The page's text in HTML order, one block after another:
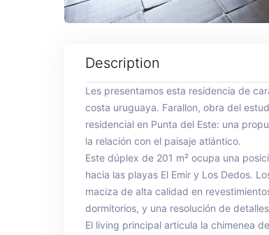
Description
Les presentamos esta residencia de
costa uruguaya. Farallon, obra del
residencial en Punta del Este: una
la relación con el paisaje atlántico.
Este dúplex de 201 m² ocupa una
hacia las playas El Emir y Los Dedos.
maciza de alta calidad en
dormitorios, y una resolución de
El living principal articula la chimenea